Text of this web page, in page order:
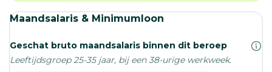
Maandsalaris & Minimumloon
Geschat bruto maandsalaris binnen dit beroep
Leeftijdsgroep 25-35 jaar, bij een 38-urige werkweek.